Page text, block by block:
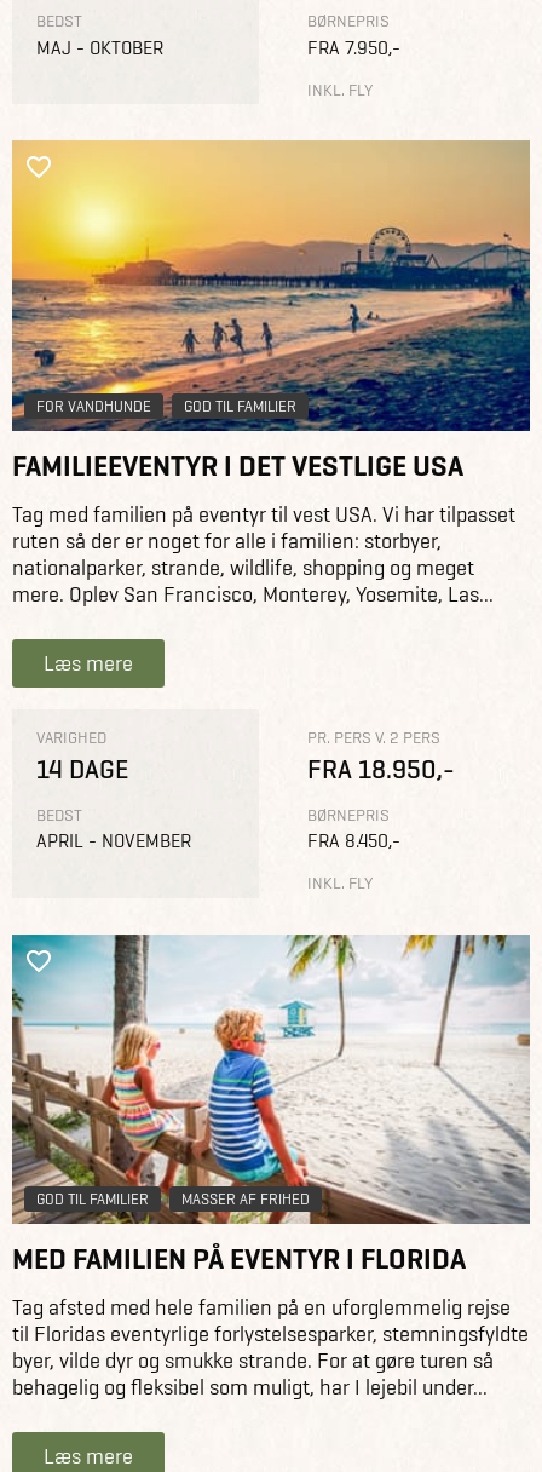
BEDST
MAJ - OKTOBER
BØRNEPRIS
FRA 7.950,-
INKL. FLY
FOR VANDHUNDE GOD TIL FAMILIER
FAMILIEEVENTYR I DET VESTLIGE USA
Tag med familien på eventyr til vest USA. Vi har tilpasset
ruten så der er noget for alle i familien: storbyer,
nationalparker, strande, wildlife, shopping og meget
mere. Oplev San Francisco, Monterey, Yosemite, Las...
Læs mere
VARIGHED
14 DAGE
BEDST
APRIL - NOVEMBER
PR. PERS V. 2 PERS
FRA 18.950,-
BØRNEPRIS
FRA 8.450,-
INKL. FLY
GOD TIL FAMILIER MASSER AF FRIHED
MED FAMILIEN PÅ EVENTYR I FLORIDA
Tag afsted med hele familien på en uforglemmelig rejse
til Floridas eventyrlige forlystelsesparker, stemningsfyldte
byer, vilde dyr og smukke strande. For at gøre turen så
behagelig og fleksibel som muligt, har I lejebil under...
Læs mere